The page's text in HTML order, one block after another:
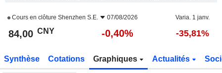
Cours en clôture Shenzhen S.E. 07/08/2026 Varia. 1 janv.
84,00 CNY -0,40% -35,81%
Synthèse Cotations Graphiques Actualités